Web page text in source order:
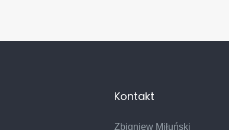
Kontakt
Zbigniew Miłuński